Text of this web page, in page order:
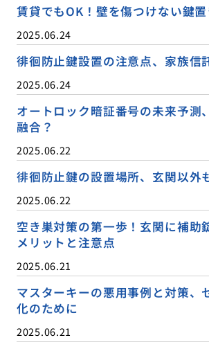
賃貸でもOK！壁を傷つけない鍵
2025.06.24
徘徊防止鍵設置の注意点、家族信
2025.06.24
オートロック暗証番号の未来予測
融合？
2025.06.22
徘徊防止鍵の設置場所、玄関以外
2025.06.22
空き巣対策の第一歩！玄関に補助
メリットと注意点
2025.06.21
マスターキーの悪用事例と対策、
化のために
2025.06.21